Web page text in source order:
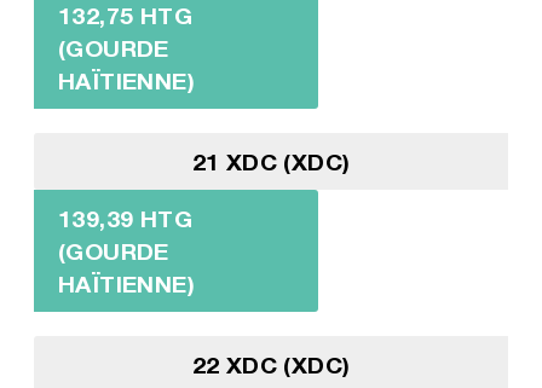
132,75 HTG
(GOURDE
HAÏTIENNE)
21 XDC (XDC)
139,39 HTG
(GOURDE
HAÏTIENNE)
22 XDC (XDC)